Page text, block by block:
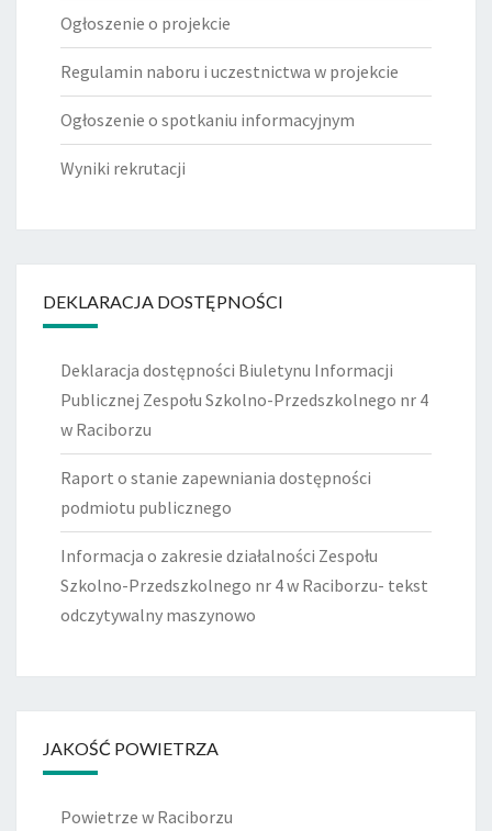
Ogłoszenie o projekcie
Regulamin naboru i uczestnictwa w projekcie
Ogłoszenie o spotkaniu informacyjnym
Wyniki rekrutacji
DEKLARACJA DOSTĘPNOŚCI
Deklaracja dostępności Biuletynu Informacji
Publicznej Zespołu Szkolno-Przedszkolnego nr 4
w Raciborzu
Raport o stanie zapewniania dostępności
podmiotu publicznego
Informacja o zakresie działalności Zespołu
Szkolno-Przedszkolnego nr 4 w Raciborzu- tekst
odczytywalny maszynowo
JAKOŚĆ POWIETRZA
Powietrze w Raciborzu